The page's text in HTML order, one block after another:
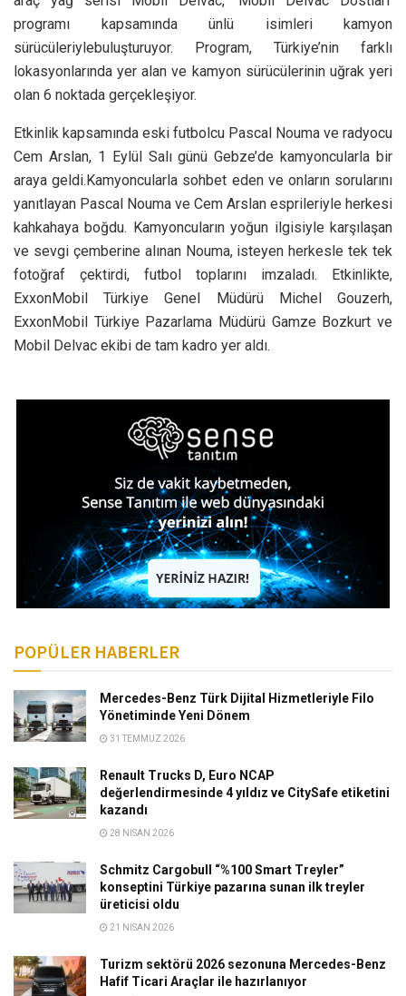
programı kapsamında ünlü isimleri kamyon
sürücüleriylebuluşturuyor. Program, Türkiye’nin farklı
lokasyonlarında yer alan ve kamyon sürücülerinin uğrak yeri
olan 6 noktada gerçekleşiyor.
Etkinlik kapsamında eski futbolcu Pascal Nouma ve radyocu
Cem Arslan, 1 Eylül Salı günü Gebze’de kamyoncularla bir
araya geldi.Kamyoncularla sohbet eden ve onların sorularını
yanıtlayan Pascal Nouma ve Cem Arslan esprileriyle herkesi
kahkahaya boğdu. Kamyoncuların yoğun ilgisiyle karşılaşan
ve sevgi çemberine alınan Nouma, isteyen herkesle tek tek
fotoğraf çektirdi, futbol toplarını imzaladı. Etkinlikte,
ExxonMobil Türkiye Genel Müdürü Michel Gouzerh,
ExxonMobil Türkiye Pazarlama Müdürü Gamze Bozkurt ve
Mobil Delvac ekibi de tam kadro yer aldı.
POPÜLER HABERLER
Mercedes-Benz Türk Dijital Hizmetleriyle Filo
Yönetiminde Yeni Dönem
31 TEMMUZ 2026
Renault Trucks D, Euro NCAP
değerlendirmesinde 4 yıldız ve CitySafe etiketini
kazandı
28 NISAN 2026
Schmitz Cargobull “%100 Smart Treyler”
konseptini Türkiye pazarına sunan ilk treyler
üreticisi oldu
21 NISAN 2026
Turizm sektörü 2026 sezonuna Mercedes-Benz
Hafif Ticari Araçlar ile hazırlanıyor